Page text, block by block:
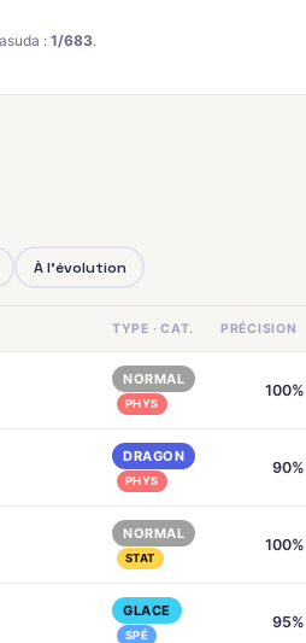
:1/683.
À l'évolution
TYPE · CAT. PRÉCISION
NORMAL
PHYS
100%
DRAGON
PHYS
90%
NORMAL
STAT
100%
GLACE
SPÉ
95%